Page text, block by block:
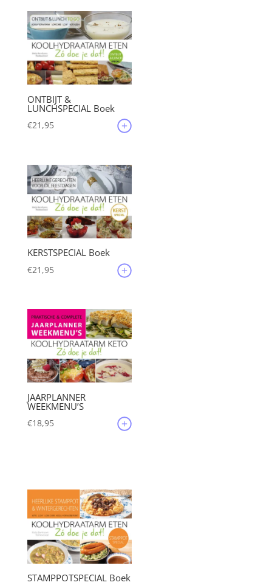
ONTBIJT &
LUNCHSPECIAL Boek
€21,95
KERSTSPECIAL Boek
€21,95
JAARPLANNER
WEEKMENU’S
€18,95
STAMPPOTSPECIAL Boek